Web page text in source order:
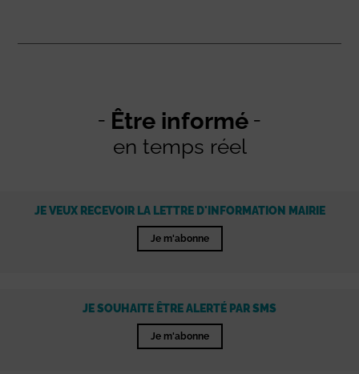
Être informé
en temps réel
JE VEUX RECEVOIR LA LETTRE D'INFORMATION MAIRIE
Je m'abonne
JE SOUHAITE ÊTRE ALERTÉ PAR SMS
Je m'abonne